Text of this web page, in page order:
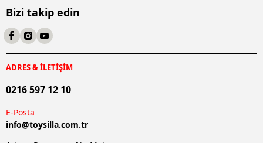
Bizi takip edin
ADRES & İLETİŞİM
0216 597 12 10
E-Posta
info@toysilla.com.tr